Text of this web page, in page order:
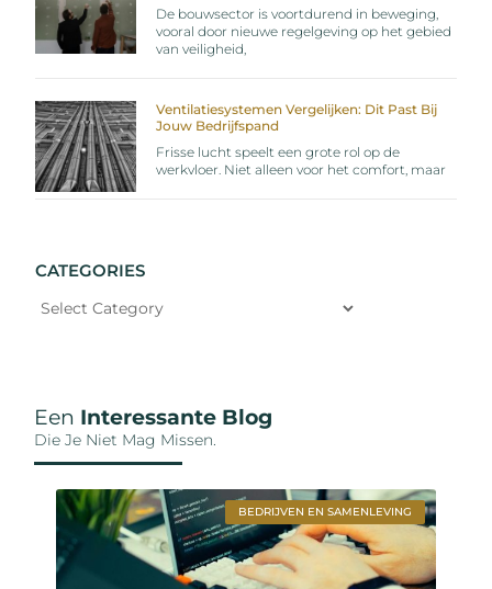
De bouwsector is voortdurend in beweging,
vooral door nieuwe regelgeving op het gebied
van veiligheid,
Ventilatiesystemen Vergelijken: Dit Past Bij
Jouw Bedrijfspand
Frisse lucht speelt een grote rol op de
werkvloer. Niet alleen voor het comfort, maar
CATEGORIES
Een Interessante Blog
Die Je Niet Mag Missen.
BEDRIJVEN EN SAMENLEVING